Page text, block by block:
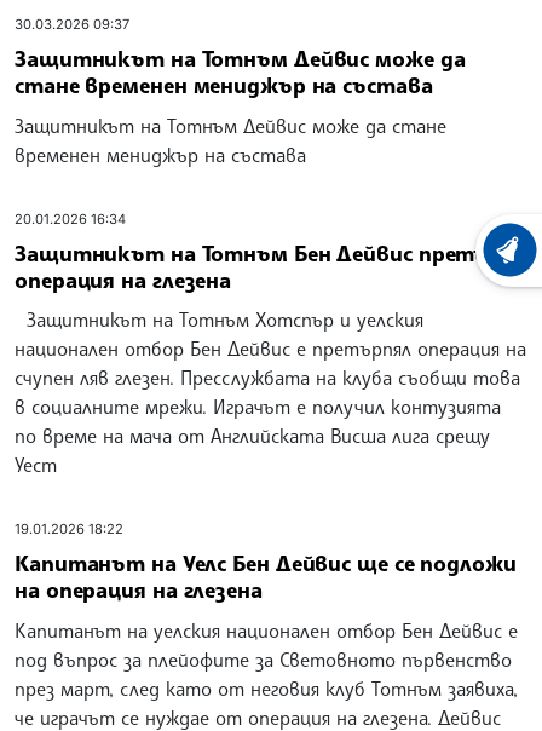
30.03.2026 09:37
Защитникът на Тотнъм Дейвис може да
стане временен мениджър на състава
Защитникът на Тотнъм Дейвис може да стане
временен мениджър на състава
20.01.2026 16:34
Защитникът на Тотнъм Бен Дейвис претърпя
операция на глезена
Защитникът на Тотнъм Хотспър и уелския
национален отбор Бен Дейвис е претърпял операция на
счупен ляв глезен. Пресслужбата на клуба съобщи това
в социалните мрежи. Играчът е получил контузията
по време на мача от Английската Висша лига срещу
Уест
19.01.2026 18:22
Капитанът на Уелс Бен Дейвис ще се подложи
на операция на глезена
Капитанът на уелския национален отбор Бен Дейвис е
под въпрос за плейофите за Световното първенство
през март, след като от неговия клуб Тотнъм заявиха,
че играчът се нуждае от операция на глезена. Дейвис